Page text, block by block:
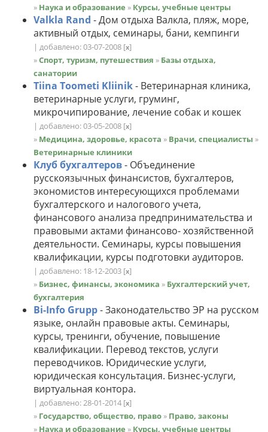
» Наука и образование » Курсы, учебные центры
Valkla Rand - Дом отдыха Валкла, пляж, море,
активный отдых, семинары, бани, кемпинги
| добавлено: 03-07-2008 [x]
»Спорт, туризм, путешествия » Базы отдыха,
санатории
Tiina Toometi Kliinik- Ветеринарная клиника,
ветеринарные услуги, груминг,
микрочипирование, лечение собак и кошек
| добавлено: 03-05-2008 [x]
» Медицина, здоровье, красота » Врачи, специалисты »
Ветеринарные клиники
Клуб бухгалтеров- Объединение
русскоязычных финансистов, бухгалтеров,
экономистов интересующихся проблемами
бухгалтерского и налогового учета,
финансового анализа предпринимательства и
правовыми актами финансово- хозяйственной
деятельности. Семинары, курсы повышения
квалификации, курсы подготовки аудиторов.
| добавлено: 18-12-2003 [x]
» Бизнес, финансы, экономика » Бухгалтерский учет,
бухгалтерия
Bi-Info Grupp- Законодательство ЭР на русском
языке, онлайн правовые акты. Семинары,
курсы, тренинги, обучение, повышение
квалификации. Перевод текстов, услуги
переводчиков. Юридические услуги,
юридическая консультация. Бизнес-услуги,
виртуальная контора.
| добавлено: 28-01-2014 [x]
» Государство, общество, право » Право, законы
» Наука и образование » Курсы, учебные центры